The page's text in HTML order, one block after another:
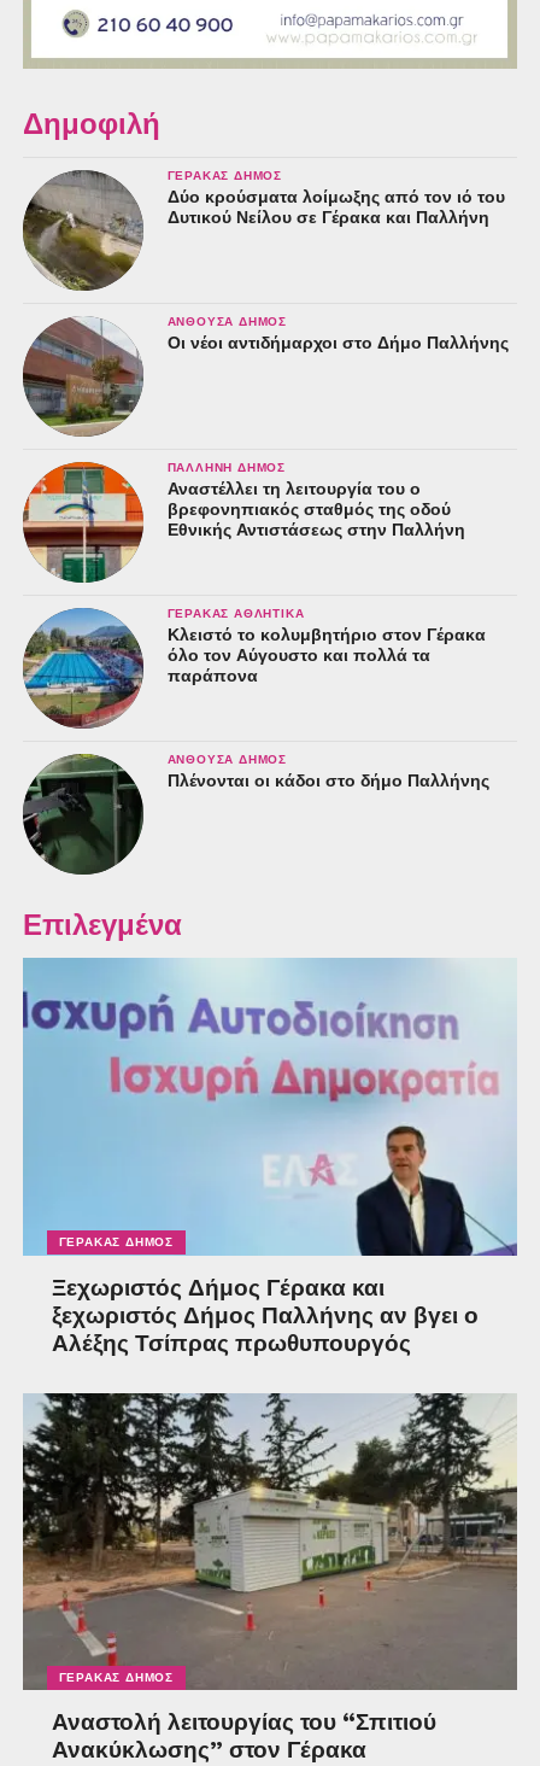
Τα αρχιτεκτονικά σχέδια της νέας εποχής του κτιρίου της
Κάντζας, γίνονται μάλιστα από κοινού με τον Ευάγγελο
Πιστιόλη. Τον άνθρωπο που όχι μόνο λατρεύει την τέχνη
αλλά επενδύει σ΄αυτήν πολλά εκατομμύρια.
Μέσα από δημοπρασίες αλλά και από σημαντικές
εκθέσεις σε όλο τον κόσμο έχει καταφέρει να συλλέξει
έργα σημαντικών καλλιτεχνών όπως ο Bansky, o Gunther
Forg, o Imi Konebel, o Wolfgang Tillmans, o Jiao Xingtao
κ.λπ. Χάρη στο πάθος του για την τέχνη -το οποίο
απέκτησε αρχικά εξαιτίας της παρέας του με τον
εφοπλιστή Γιώργο Οικονόμου, κατάφερε να
δημιουργήσει μια συλλογή άξια λόγου. Σήμερα η συλλογή
Πιστιόλη αριθμεί πάνω από 400 σύγχρονα έργα η αξία
Δημοφιλή
ΓΈΡΑΚΑΣ ΔΉΜΟΣ
Δύο κρούσματα λοίμωξης από τον ιό του
Δυτικού Νείλου σε Γέρακα και Παλλήνη
ΑΝΘΟΎΣΑ ΔΉΜΟΣ
Οι νέοι αντιδήμαρχοι στο Δήμο Παλλήνης
ΠΑΛΛΉΝΗ ΔΉΜΟΣ
Αναστέλλει τη λειτουργία του ο
βρεφονηπιακός σταθμός της οδού
Εθνικής Αντιστάσεως στην Παλλήνη
ΓΈΡΑΚΑΣ ΑΘΛΗΤΙΚΆ
Κλειστό το κολυμβητήριο στον Γέρακα
όλο τον Αύγουστο και πολλά τα
παράπονα
ΑΝΘΟΎΣΑ ΔΉΜΟΣ
Πλένονται οι κάδοι στο δήμο Παλλήνης
Επιλεγμένα
ΓΈΡΑΚΑΣ ΔΉΜΟΣ
Ξεχωριστός Δήμος Γέρακα και
ξεχωριστός Δήμος Παλλήνης αν βγει ο
Αλέξης Τσίπρας πρωθυπουργός
ΓΈΡΑΚΑΣ ΔΉΜΟΣ
Αναστολή λειτουργίας του “Σπιτιού
Ανακύκλωσης” στον Γέρακα